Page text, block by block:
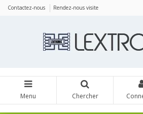
Contactez-nous Rendez-nous visite
Menu Chercher
Panneau de gestion des cookies